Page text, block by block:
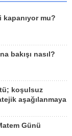
kapanıyor mu?
bakışı nasıl?
koşulsuz
aşağılanmaya
Günü